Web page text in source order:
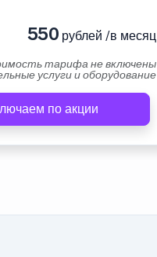
550 рублей /в месяц
тарифа не включены
услуги и оборудование
по акции